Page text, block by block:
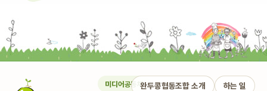
미디어공동체완두콩협동조합 소개 하는 일